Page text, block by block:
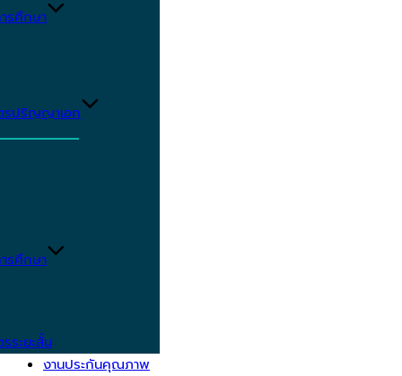
รศึกษา
รปริญญาเอก
รศึกษา
ระยะสั้น
งานประกันคุณภาพ